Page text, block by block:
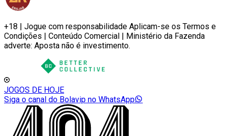
+18 | Jogue com responsabilidade Aplicam-se os Termos e
Condições | Conteúdo Comercial | Ministério da Fazenda
adverte: Aposta não é investimento.
JOGOS DE HOJE
Siga o canal do Bolavip no WhatsApp